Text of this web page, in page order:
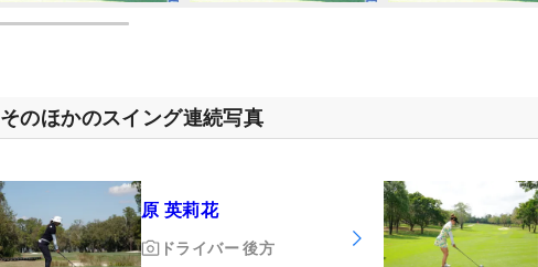
そのほかのスイング連続写真
原 英莉花
ドライバー 後方